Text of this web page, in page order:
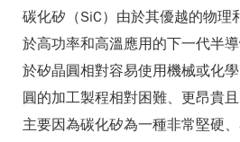
碳化矽（SiC）由於其優越的物理
於高功率和高溫應用的下一代半
於矽晶圓相對容易使用機械或化
圓的加工製程相對困難、更昂貴
主要因為碳化矽為一種非常堅硬